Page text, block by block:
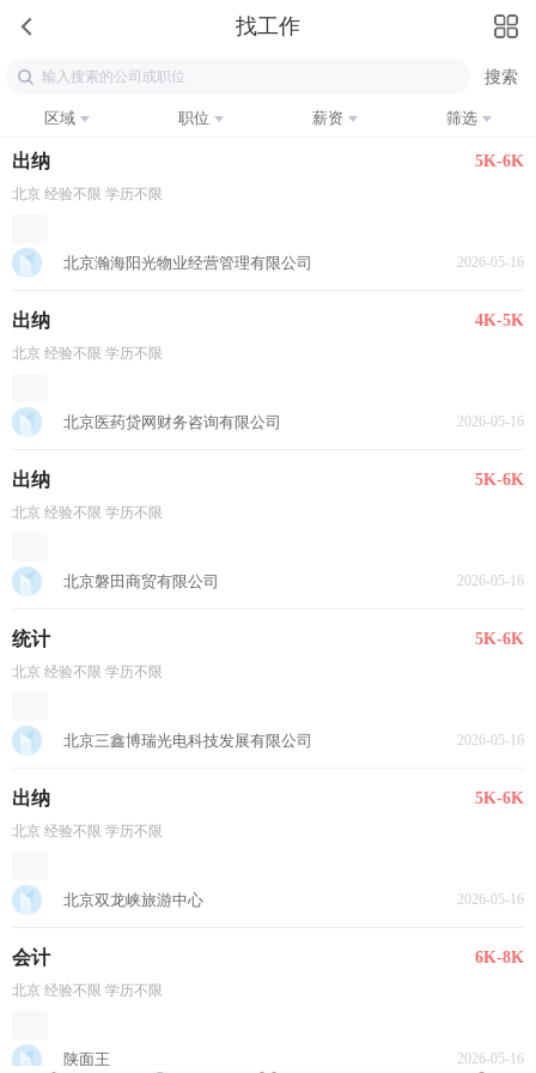
找工作
区域 职位 薪资 筛选
出纳 5K-6K
北京 经验不限 学历不限
北京瀚海阳光物业经营管理有限公司 2026-05-16
出纳 4K-5K
北京 经验不限 学历不限
北京医药贷网财务咨询有限公司 2026-05-16
出纳 5K-6K
北京 经验不限 学历不限
北京磐田商贸有限公司 2026-05-16
统计 5K-6K
北京 经验不限 学历不限
北京三鑫博瑞光电科技发展有限公司 2026-05-16
出纳 5K-6K
北京 经验不限 学历不限
北京双龙峡旅游中心 2026-05-16
会计 6K-8K
北京 经验不限 学历不限
陕面王 2026-05-16